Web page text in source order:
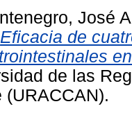
José
Eficacia de
de las
(URACCAN).